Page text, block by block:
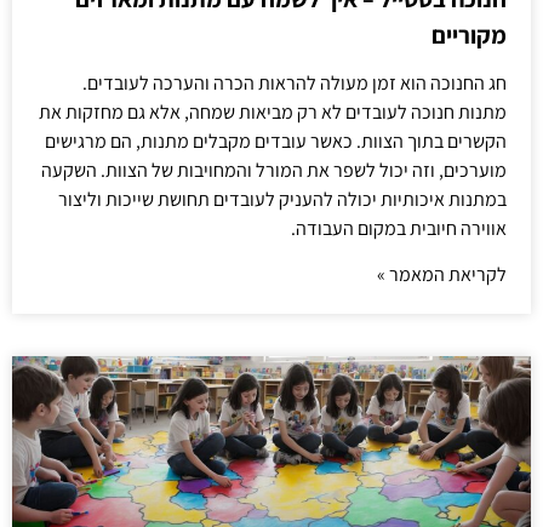
מקוריים
חג החנוכה הוא זמן מעולה להראות הכרה והערכה לעובדים.
מתנות חנוכה לעובדים לא רק מביאות שמחה, אלא גם מחזקות את
הקשרים בתוך הצוות. כאשר עובדים מקבלים מתנות, הם מרגישים
מוערכים, וזה יכול לשפר את המורל והמחויבות של הצוות. השקעה
במתנות איכותיות יכולה להעניק לעובדים תחושת שייכות וליצור
אווירה חיובית במקום העבודה.
לקריאת המאמר »